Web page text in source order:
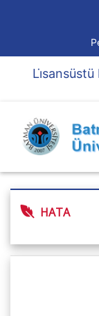
Li̇sansüstü
HATA